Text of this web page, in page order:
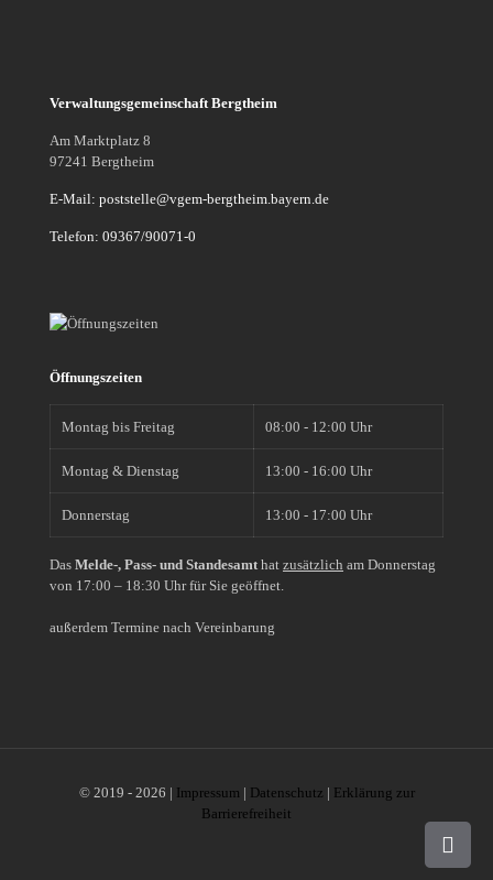
Verwaltungsgemeinschaft Bergtheim
Am Marktplatz 8
97241 Bergtheim
E-Mail: poststelle@vgem-bergtheim.bayern.de
Telefon: 09367/90071-0
Öffnungszeiten
Montag bis Freitag 08:00 - 12:00 Uhr
Montag & Dienstag 13:00 - 16:00 Uhr
Donnerstag 13:00 - 17:00 Uhr
Das Melde-, Pass- und Standesamthat zusätzlich am Donnerstag
von 17:00 – 18:30 Uhr für Sie geöffnet.
außerdem Termine nach Vereinbarung
© 2019 - 2026 | Impressum | Datenschutz | Erklärung zur
Barrierefreiheit